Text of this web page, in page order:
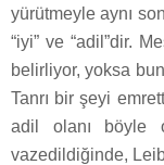
yürütmeyle aynı
“iyi” ve “adil”dir.
belirliyor, yoksa
Tanrı bir şeyi
adil olanı böyle
vazedildiğinde,